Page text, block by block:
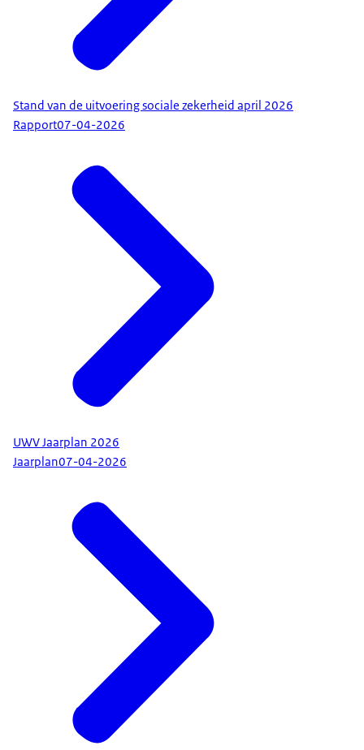
Stand van de uitvoering sociale zekerheid april 2026
Rapport07-04-2026
UWV Jaarplan 2026
Jaarplan07-04-2026